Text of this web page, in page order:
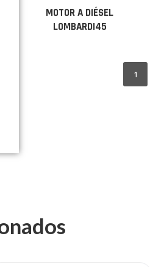
MOTOR A DIÉSEL
LOMBARDI45
1